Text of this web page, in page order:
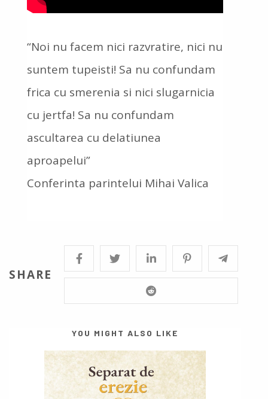
“Noi nu facem nici razvratire, nici nu
suntem tupeisti! Sa nu confundam
frica cu smerenia si nici slugarnicia
cu jertfa! Sa nu confundam
ascultarea cu delatiunea
aproapelui”
Conferinta parintelui Mihai Valica
SHARE
YOU MIGHT ALSO LIKE